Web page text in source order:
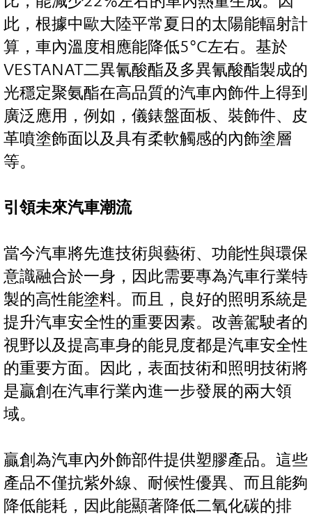
此，根據中歐大陸平常夏日的太陽能輻射計
算，車內溫度相應能降低5°C左右。基於
VESTANAT二異氰酸酯及多異氰酸酯製成的
光穩定聚氨酯在高品質的汽車內飾件上得到
廣泛應用，例如，儀錶盤面板、裝飾件、皮
革噴塗飾面以及具有柔軟觸感的內飾塗層
等。
引領未來汽車潮流
當今汽車將先進技術與藝術、功能性與環保
意識融合於一身，因此需要專為汽車行業特
製的高性能塗料。而且，良好的照明系統是
提升汽車安全性的重要因素。改善駕駛者的
視野以及提高車身的能見度都是汽車安全性
的重要方面。因此，表面技術和照明技術將
是贏創在汽車行業內進一步發展的兩大領
域。
贏創為汽車內外飾部件提供塑膠產品。這些
產品不僅抗紫外線、耐候性優異、而且能夠
降低能耗，因此能顯著降低二氧化碳的排